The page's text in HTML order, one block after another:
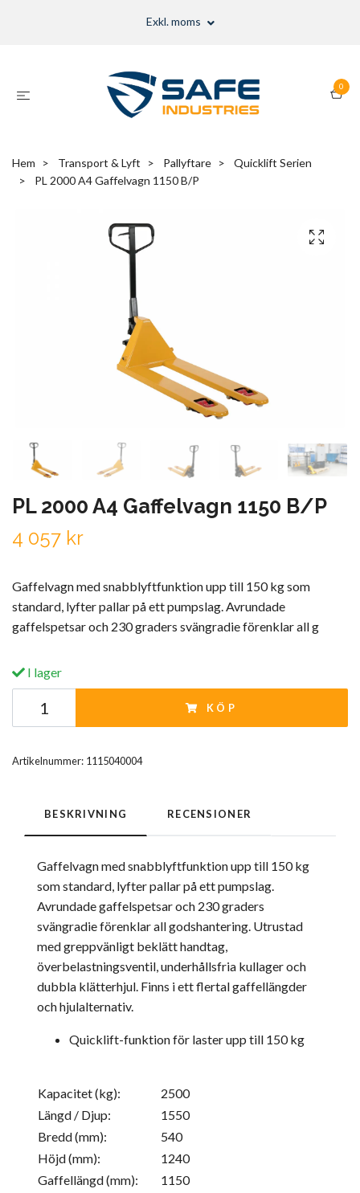
Exkl. moms
0
Hem Transport & Lyft Pallyftare
Quicklift Serien
PL 2000 A4 Gaffelvagn 1150 B/P
PL 2000 A4 Gaffelvagn 1150 B/P
4 057 kr
Gaffelvagn med snabblyftfunktion upp till 150 kg som
standard, lyfter pallar på ett pumpslag. Avrundade
gaffelspetsar och 230 graders svängradie förenklar all g
I lager
KÖP
Artikelnummer: 1115040004
BESKRIVNING RECENSIONER
Gaffelvagn med snabblyftfunktion upp till 150 kg
som standard, lyfter pallar på ett pumpslag.
Avrundade gaffelspetsar och 230 graders
svängradie förenklar all godshantering. Utrustad
med greppvänligt beklätt handtag,
överbelastningsventil, underhållsfria kullager och
dubbla klätterhjul. Finns i ett flertal gaffellängder
och hjulalternativ.
Quicklift-funktion för laster upp till 150 kg
Kapacitet (kg):
2500
Längd / Djup:
1550
Bredd (mm):
540
Höjd (mm):
1240
Gaffellängd (mm):
1150